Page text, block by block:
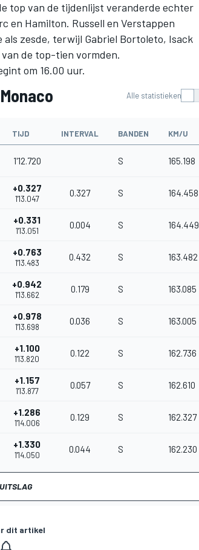
top van de tijdenlijst veranderde echter
en Hamilton. Russell en Verstappen
als zesde, terwijl Gabriel Bortoleto, Isack
de top-tien vormden.
om 16.00 uur.
Alle statistieken
TIJD INTERVAL BANDEN KM/U
1'12.720 S 165.198
+0.327
1'13.047
0.327 S 164.458
+0.331
1'13.051
0.004 S 164.449
+0.763
1'13.483
0.432 S 163.482
+0.942
1'13.662
0.179 S 163.085
+0.978
1'13.698
0.036 S 163.005
+1.100
1'13.820
0.122 S 162.736
+1.157
1'13.877
0.057 S 162.610
+1.286
1'14.006
0.129 S 162.327
+1.330
1'14.050
0.044 S 162.230
dit artikel